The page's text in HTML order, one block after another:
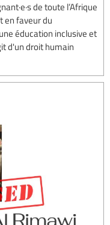
de toute l’Afrique
en faveur du
éducation inclusive et
d'un droit humain